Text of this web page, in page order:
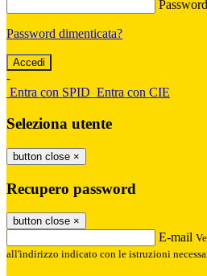
Password
Password dimenticata?
-
Entra con SPID Entra con CIE
Seleziona utente
button close ×
Recupero password
button close ×
E-mail
all'indirizzo indicato con le istruzioni